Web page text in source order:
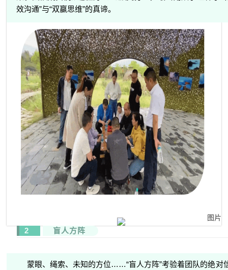
效沟通”与“双赢思维”的真谛。
2 盲人方阵
蒙眼、绳索、未知的方位……“盲人方阵”考验着团队的绝对